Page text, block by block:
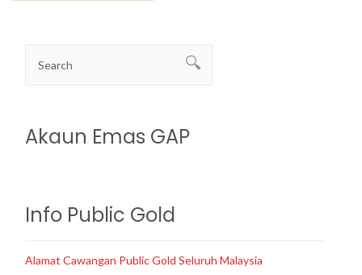
Akaun Emas GAP
Info Public Gold
Alamat Cawangan Public Gold Seluruh Malaysia